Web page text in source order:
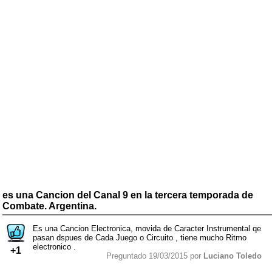
es una Cancion del Canal 9 en la tercera temporada de
Combate. Argentina.
+1
Es una Cancion Electronica, movida de Caracter Instrumental qe
pasan dspues de Cada Juego o Circuito , tiene mucho Ritmo
electronico .
Preguntado 19/03/2015 por Luciano Toledo